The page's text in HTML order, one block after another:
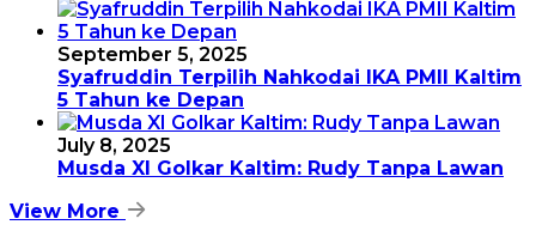
September 5, 2025
Syafruddin Terpilih Nahkodai IKA PMII Kaltim
5 Tahun ke Depan
July 8, 2025
Musda XI Golkar Kaltim: Rudy Tanpa Lawan
View More